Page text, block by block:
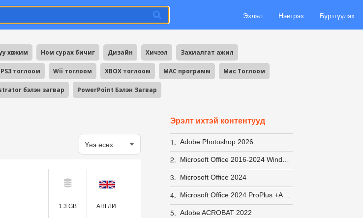
Эхлэл Нэвтрэх Бүртгүүлэх
хөгжим Ном сурах бичиг Дизайн Хичээл Захиалгат ажил
PS3 тоглоом Wii тоглоом XBOX тоглоом MAC программ Mac Тоглоом
бэлэн загвар PowerPoint Бэлэн Загвар
1.3 GB АНГЛИ
Эрэлт ихтэй контентууд
1. Adobe Photoshop 2026
2.
3. Microsoft Office 2024
4.
5. Adobe ACROBAT 2022